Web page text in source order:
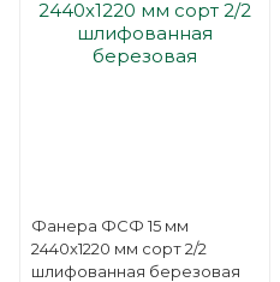
Фанера ФСФ 15 мм
2440х1220 мм сорт 2/2
шлифованная березовая